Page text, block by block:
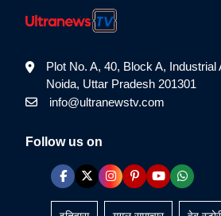
Plot No. A, 40, Block A, Industrial
Noida, Uttar Pradesh 201301
info@ultranewstv.com
Follow us on